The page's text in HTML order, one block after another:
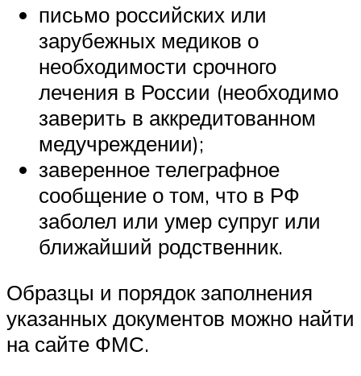
письмо российских или
зарубежных медиков о
необходимости срочного
лечения в России (необходимо
заверить в аккредитованном
медучреждении);
заверенное телеграфное
сообщение о том, что в РФ
заболел или умер супруг или
ближайший родственник.
Образцы и порядок заполнения
указанных документов можно найти
на сайте ФМС.